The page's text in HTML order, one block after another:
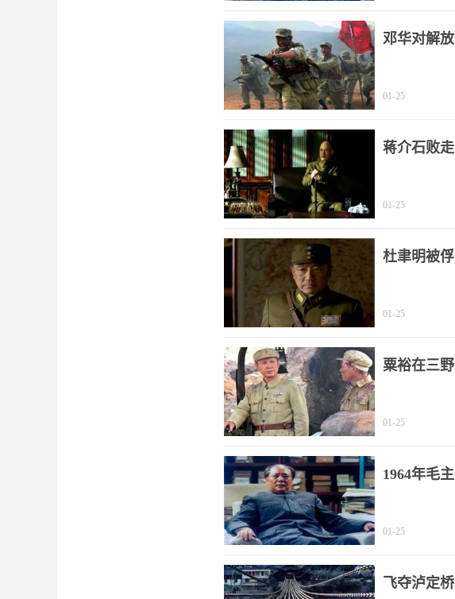
邓华对解
01-25
蒋介石败
01-25
杜聿明被
01-25
粟裕在三
01-25
1964年毛
01-25
飞夺泸定